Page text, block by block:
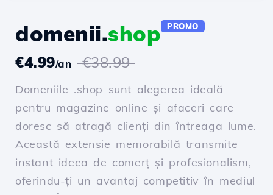
domenii.shop PROMO
€4.99/an €38.99
Domeniile .shop sunt alegerea ideală
pentru magazine online și afaceri care
doresc să atragă clienți din întreaga lume.
Această extensie memorabilă transmite
instant ideea de comerț și profesionalism,
oferindu-ți un avantaj competitiv în mediul